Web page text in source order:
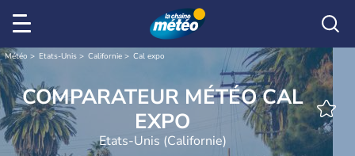
Météo Etats-Unis Californie Cal expo
COMPARATEUR MÉTÉO CAL
EXPO
Etats-Unis (Californie)